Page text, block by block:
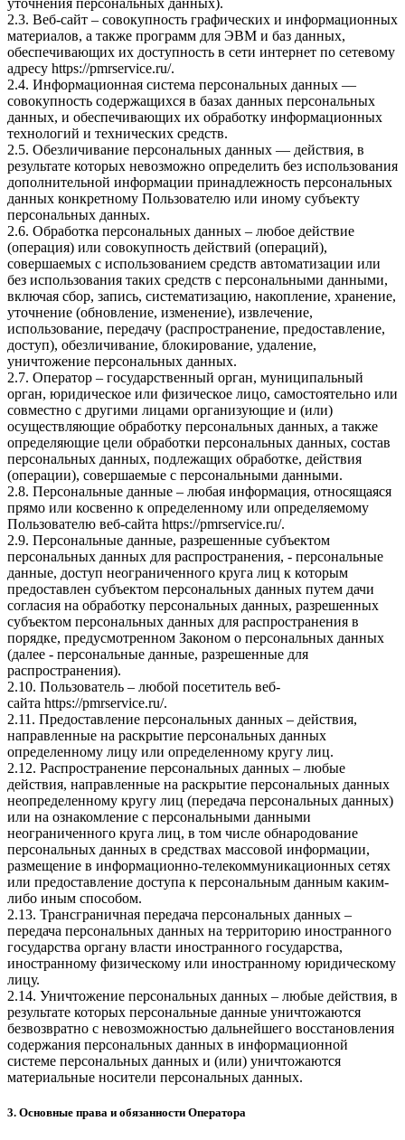
2.3. Веб-сайт – совокупность графических и информационных
материалов, а также программ для ЭВМ и баз данных,
обеспечивающих их доступность в сети интернет по сетевому
адресу https://pmrservice.ru/.
2.4. Информационная система персональных данных —
совокупность содержащихся в базах данных персональных
данных, и обеспечивающих их обработку информационных
технологий и технических средств.
2.5. Обезличивание персональных данных — действия, в
результате которых невозможно определить без использования
дополнительной информации принадлежность персональных
данных конкретному Пользователю или иному субъекту
персональных данных.
2.6. Обработка персональных данных – любое действие
(операция) или совокупность действий (операций),
совершаемых с использованием средств автоматизации или
без использования таких средств с персональными данными,
включая сбор, запись, систематизацию, накопление, хранение,
уточнение (обновление, изменение), извлечение,
использование, передачу (распространение, предоставление,
доступ), обезличивание, блокирование, удаление,
уничтожение персональных данных.
2.7. Оператор – государственный орган, муниципальный
орган, юридическое или физическое лицо, самостоятельно или
совместно с другими лицами организующие и (или)
осуществляющие обработку персональных данных, а также
определяющие цели обработки персональных данных, состав
персональных данных, подлежащих обработке, действия
(операции), совершаемые с персональными данными.
2.8. Персональные данные – любая информация, относящаяся
прямо или косвенно к определенному или определяемому
Пользователю веб-сайта https://pmrservice.ru/.
2.9. Персональные данные, разрешенные субъектом
персональных данных для распространения, - персональные
данные, доступ неограниченного круга лиц к которым
предоставлен субъектом персональных данных путем дачи
согласия на обработку персональных данных, разрешенных
субъектом персональных данных для распространения в
порядке, предусмотренном Законом о персональных данных
(далее - персональные данные, разрешенные для
распространения).
2.10. Пользователь – любой посетитель веб-
сайта https://pmrservice.ru/.
2.11. Предоставление персональных данных – действия,
направленные на раскрытие персональных данных
определенному лицу или определенному кругу лиц.
2.12. Распространение персональных данных – любые
действия, направленные на раскрытие персональных данных
неопределенному кругу лиц (передача персональных данных)
или на ознакомление с персональными данными
неограниченного круга лиц, в том числе обнародование
персональных данных в средствах массовой информации,
размещение в информационно-телекоммуникационных сетях
или предоставление доступа к персональным данным каким-
либо иным способом.
2.13. Трансграничная передача персональных данных –
передача персональных данных на территорию иностранного
государства органу власти иностранного государства,
иностранному физическому или иностранному юридическому
лицу.
2.14. Уничтожение персональных данных – любые действия, в
результате которых персональные данные уничтожаются
безвозвратно с невозможностью дальнейшего восстановления
содержания персональных данных в информационной
системе персональных данных и (или) уничтожаются
материальные носители персональных данных.
3. Основные права и обязанности Оператора